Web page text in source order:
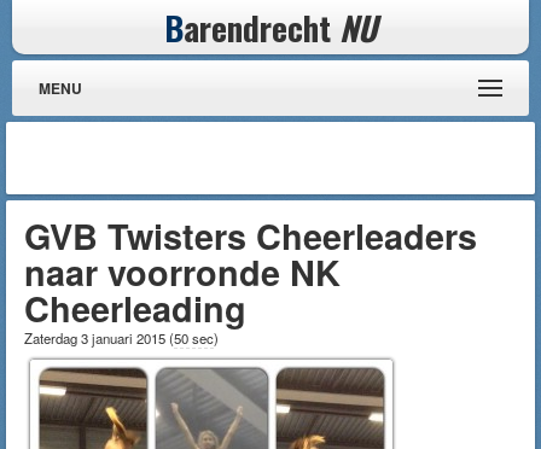
Barendrecht NU
MENU
GVB Twisters Cheerleaders
naar voorronde NK
Cheerleading
Zaterdag 3 januari 2015(50 sec)